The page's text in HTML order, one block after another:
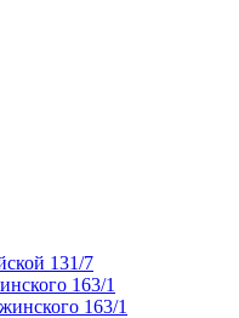
131/7
163/1
163/1